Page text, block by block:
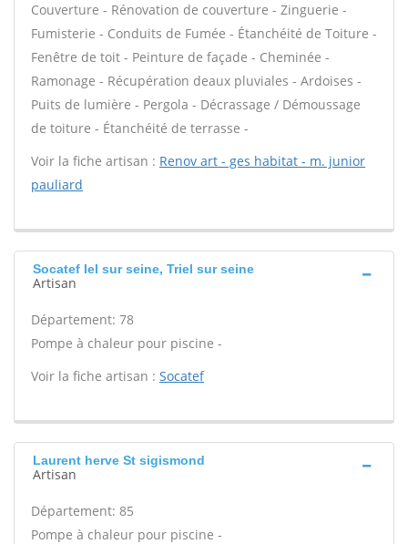
Couverture - Rénovation de couverture - Zinguerie -
Fumisterie - Conduits de Fumée - Étanchéité de Toiture -
Fenêtre de toit - Peinture de façade - Cheminée -
Ramonage - Récupération deaux pluviales - Ardoises -
Puits de lumière - Pergola - Décrassage / Démoussage
de toiture - Étanchéité de terrasse -
Voir la fiche artisan : Renov art - ges habitat - m. junior
pauliard
Socatef Iel sur seine, Triel sur seine
Artisan
Département: 78
Pompe à chaleur pour piscine -
Voir la fiche artisan : Socatef
Laurent herve St sigismond
Artisan
Département: 85
Pompe à chaleur pour piscine -